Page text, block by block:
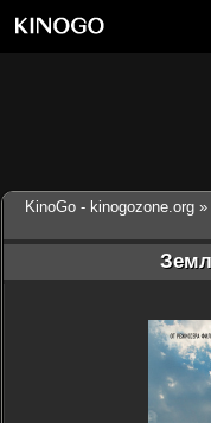
KinoGo - kinogozone.org »